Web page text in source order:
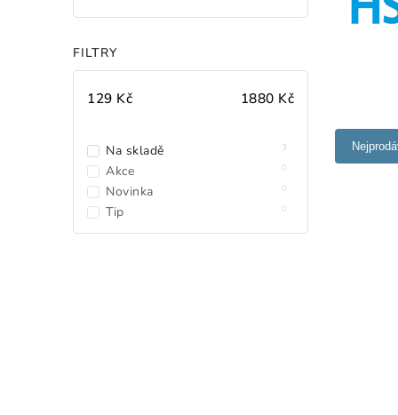
FILTRY
129 Kč 1880 Kč
Na skladě 3
Akce 0
Novinka 0
Tip 0